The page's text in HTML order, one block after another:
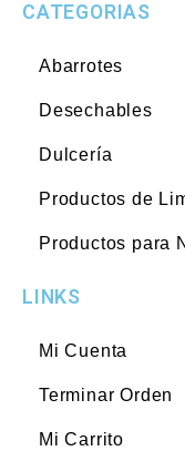
CATEGORIAS
Abarrotes
Desechables
Dulcería
Productos de
Productos para
LINKS
Mi Cuenta
Terminar Orden
Mi Carrito